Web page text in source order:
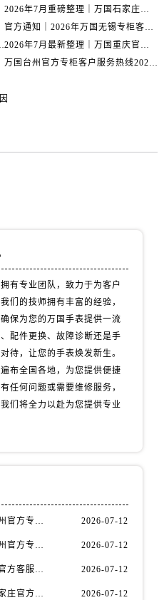
辽宁省葫芦岛市连山区中央路万国售后服务中心（需提前预约）
内蒙古自治区锡林郭勒盟市锡林浩特市光明街与额尔敦路交叉口万国售后服务中心（需提前预约）
2026年7月重磅整理｜万国石家庄官方专柜服务电话&客户服务中心公告
官方通知｜2026年万国无锡专柜客户服务热线全新升级（附7月最新专柜信息汇总）
｜专柜信息权威核验
2026年7月最新整理｜万国重庆官方专柜名录+客服电话，门店信息大公开
万国台州官方专柜客户服务热线2026年7月最新通告｜专柜信息权威发布
拥有专业团队，致力于为客户
们的技师拥有丰富的经验，
保为您的万国手表提供一流
配件更换、故障诊断还是手
待，让您的手表焕发新生。
布全国各地，为您提供便捷
任何问题或需要维修服务，
们将全力以赴为您提供专业
2026年7月最新发布｜万国台州官方专柜客户服务热线与专柜信息攻略 2026-07-12
权威汇总！2026年7月万国广州官方专柜客户服务电话及门店名录 2026-07-12
万国北京专柜2026年7月最新官方客服热线｜门店信息及服务攻略发布 2026-07-12
2026年7月重磅整理｜万国石家庄官方专柜服务电话&客户服务中心公告 2026-07-12